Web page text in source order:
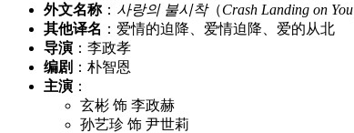
外文名称： 사랑의 불시착（Crash Landing on You
其他译名 ：爱情的迫降、爱情迫降、爱的从北
导演 ：李政孝
编剧 ：朴智恩
主演 ：
玄彬 饰 李政赫
孙艺珍 饰 尹世莉